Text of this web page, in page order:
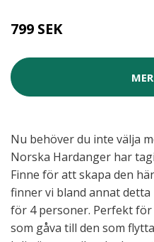
799 SEK
Nu behöver du inte välja
Norska Hardanger har
Finne för att skapa den
finner vi bland annat
för 4 personer. Perfekt
som gåva till den som